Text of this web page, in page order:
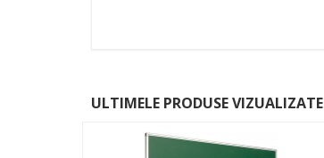
ULTIMELE PRODUSE VIZUALIZATE